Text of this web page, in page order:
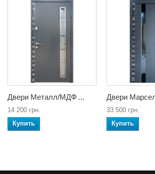
Двери Металл/МДФ ...
14 200 грн.
Купить
Двери
33 500 грн.
Купить